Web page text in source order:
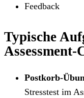
Feedback
Typische
Assessment-
Postkorb-
Stresstest im